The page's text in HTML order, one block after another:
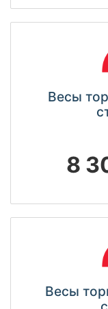
Весы
8
Весы